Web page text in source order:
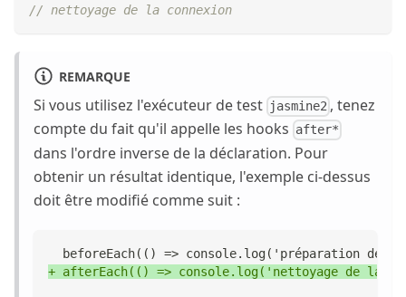
// nettoyage de la connexion
REMARQUE
Si vous utilisez l'exécuteur de test jasmine2 , tenez
compte du fait qu'il appelle les hooks after*
dans l'ordre inverse de la déclaration. Pour
obtenir un résultat identique, l'exemple ci-dessus
doit être modifié comme suit :
beforeEach(() => console.log('préparation de
+ afterEach(() => console.log('nettoyage de la